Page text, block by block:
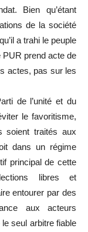
Bien qu’étant
de la société
a trahi le peuple
PUR prend acte de
actes, pas sur les
de l’unité et du
le favoritisme,
soient traités aux
dans un régime
principal de cette
libres et
entourer par des
aux acteurs
seul arbitre fiable